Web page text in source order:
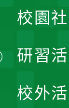
校園
研習
校外